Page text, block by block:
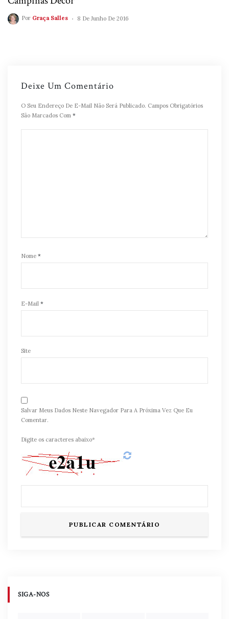
Por Graça Salles 8 De Junho De 2016
Deixe Um Comentário
O Seu Endereço De E-Mail Não Será Publicado. Campos Obrigatórios
São Marcados Com *
Nome *
E-Mail *
Site
Salvar Meus Dados Neste Navegador Para A Próxima Vez Que Eu
Comentar.
Digite os caracteres abaixo*
SIGA-NOS